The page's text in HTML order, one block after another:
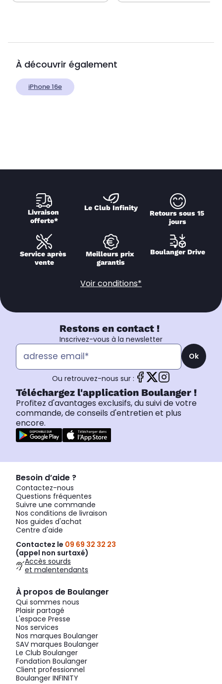
À découvrir également
iPhone 16e
Livraison
offerte*
Le Club Infinity
Retours sous 15
jours
Service après
vente
Meilleurs prix
garantis
Boulanger Drive
Voir conditions*
Restons en contact !
Inscrivez-vous à la newsletter
Ok
Ou retrouvez-nous sur :
Téléchargez l'application Boulanger !
Profitez d'avantages exclusifs, du suivi de votre
commande, de conseils d'entretien et plus
encore.
Besoin d’aide ?
Contactez-nous
Questions fréquentes
Suivre une commande
Nos conditions de livraison
Nos guides d'achat
Centre d'aide
Contactez le 09 69 32 32 23
(appel non surtaxé)
Accès sourds
et malentendants
À propos de Boulanger
Qui sommes nous
Plaisir partagé
L'espace Presse
Nos services
Nos marques Boulanger
SAV marques Boulanger
Le Club Boulanger
Fondation Boulanger
Client professionnel
Boulanger INFINITY